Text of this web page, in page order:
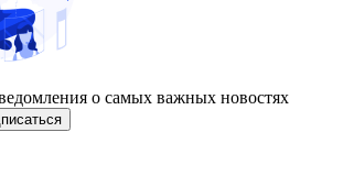
о самых важных новостях